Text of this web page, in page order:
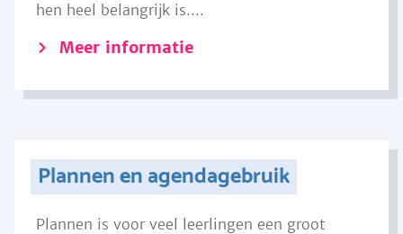
hen heel belangrijk is....
Meer informatie
Plannen en agendagebruik
Plannen is voor veel leerlingen een groot